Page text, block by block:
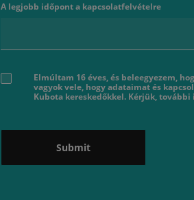
A legjobb időpont a kapcsolatfelvételre
Elmúltam 16 éves, és beleegyezem,
vagyok vele, hogy adataimat és
Kubota kereskedőkkel. Kérjük,
Submit